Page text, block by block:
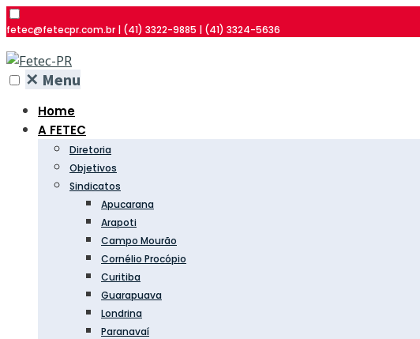
fetec@fetecpr.com.br | (41) 3322-9885 | (41) 3324-5636
✕ Menu
Home
A FETEC
Diretoria
Objetivos
Sindicatos
Apucarana
Arapoti
Campo Mourão
Cornélio Procópio
Curitiba
Guarapuava
Londrina
Paranavaí